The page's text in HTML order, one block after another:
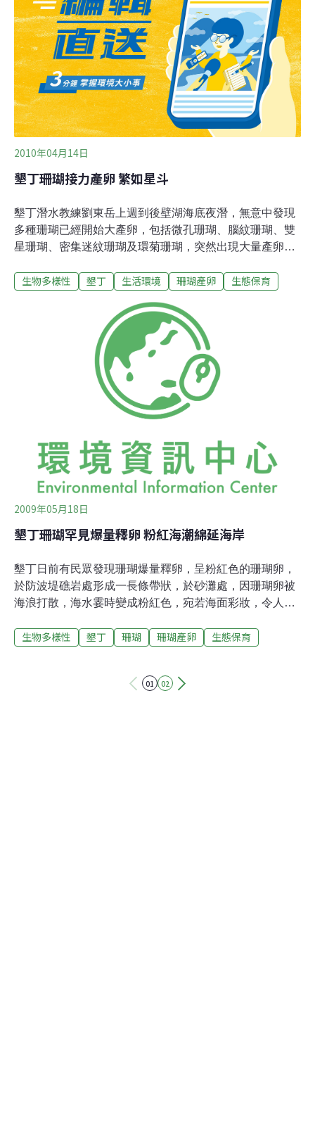
日)晚上還有一天，不過，數量沒有前一天多；蔡永春指
出，2009年八八風災之後，他們曾下水去觀察，發現很多
珊瑚都死了，可見大自然的威力。
2010年04月14日
墾丁珊瑚接力產卵 繁如星斗
墾丁潛水教練劉東岳上週到後壁湖海底夜潛，無意中發現
多種珊瑚已經開始大產卵，包括微孔珊瑚、腦紋珊瑚、雙
星珊瑚、密集迷紋珊瑚及環菊珊瑚，突然出現大量產卵現
星斗一般壯觀。讓同行潛水客興奮不已，紛紛上岸拿相機
也呼籲保育學者了解是否有異常現象。墾管處保育課長馬
協群指出，雖然距離往年珊瑚大量產卵時間早約1個月，
但依過去紀錄顯示，國曆3月之後產卵都還算正常現象。
海生館珊瑚專家樊同雲則表示，今年墾丁海水溫度低，照
理說不會那麼早產卵，不過以時序來看還不算異常，將就
資料判讀後，釐清原因。
生物多樣性 墾丁 生活環境 珊瑚產卵 生態保育
2009年05月18日
墾丁珊瑚罕見爆量釋卵 粉紅海潮綿延海岸
墾丁日前有民眾發現珊瑚爆量釋卵，呈粉紅色的珊瑚卵，
於防波堤礁岩處形成一長條帶狀，於砂灘處，因珊瑚卵被
海浪打散，海水霎時變成粉紅色，宛若海面彩妝，令人驚
明液體浮於海面上，原本民眾以為是油污染進行通報，經
示，珊瑚多在每年農曆 3、4 月的月圓後一個星期左右會
生物多樣性 墾丁 珊瑚 珊瑚產卵 生態保育
01 02